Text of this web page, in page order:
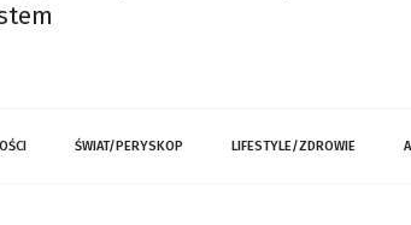
ŚWIAT/PERYSKOP LIFESTYLE/ZDROWIE